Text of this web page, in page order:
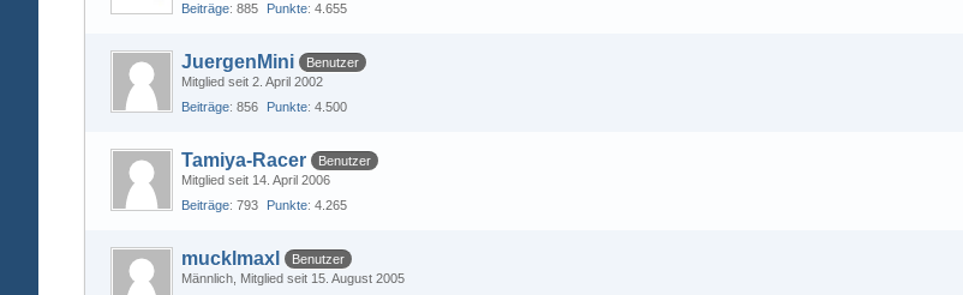
Beiträge 885 Punkte 4.655
JuergenMini
Benutzer
Mitglied seit 2. April 2002
Beiträge 856 Punkte 4.500
Tamiya-Racer
Benutzer
Mitglied seit 14. April 2006
Beiträge 793 Punkte 4.265
mucklmaxl
Benutzer
Männlich Mitglied seit 15. August 2005